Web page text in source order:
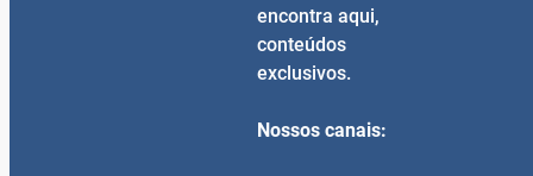
encontra aqui,
conteúdos
exclusivos.
Nossos canais: